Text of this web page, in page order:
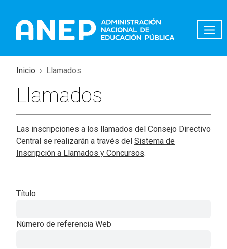
Inicio Llamados
Llamados
Las inscripciones a los llamados del Consejo Directivo
Central se realizarán a través del Sistema de
Inscripción a Llamados y Concursos.
Título
Número de referencia Web